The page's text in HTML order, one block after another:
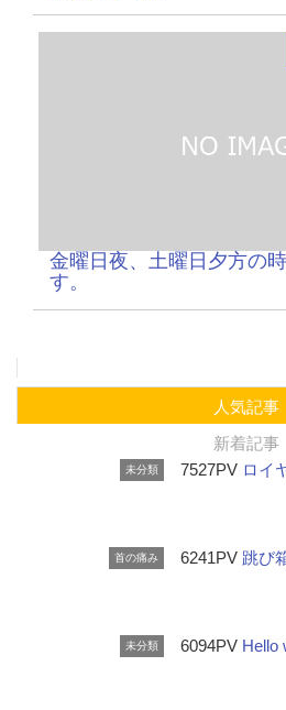
金曜日夜、土曜日夕方の
す。
人気記事
新着記事
未分類 7527PV ロイ
首の痛み 6241PV 跳び
未分類 6094PV Hello